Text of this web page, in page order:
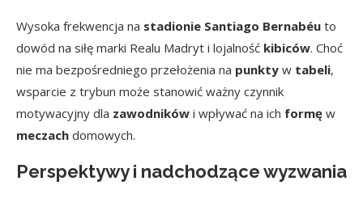
Wysoka frekwencja na stadionie Santiago Bernabéu to
dowód na siłę marki Realu Madryt i lojalność kibiców. Choć
nie ma bezpośredniego przełożenia na punkty w tabeli,
wsparcie z trybun może stanowić ważny czynnik
motywacyjny dla zawodników i wpływać na ich formę w
meczach domowych.
Perspektywy i nadchodzące wyzwania